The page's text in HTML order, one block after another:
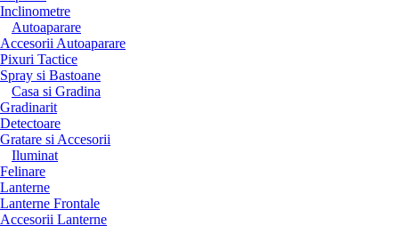
Inclinometre
Autoaparare
Accesorii Autoaparare
Pixuri Tactice
Spray si Bastoane
Casa si Gradina
Gradinarit
Detectoare
Gratare si Accesorii
Iluminat
Felinare
Lanterne
Lanterne Frontale
Accesorii Lanterne